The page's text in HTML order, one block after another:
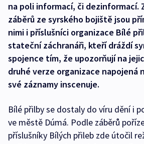
na poli informací, či dezinformací.
záběrů ze syrského bojiště jsou
nimi i příslušníci organizace Bílé
stateční záchranáři, kteří dráždí
spojence tím, že upozorňují na
druhé verze organizace napojená
své záznamy inscenuje.
Bílé přilby se dostaly do víru dění i
ve městě Dúmá. Podle záběrů
příslušníky Bílých přileb zde útočil